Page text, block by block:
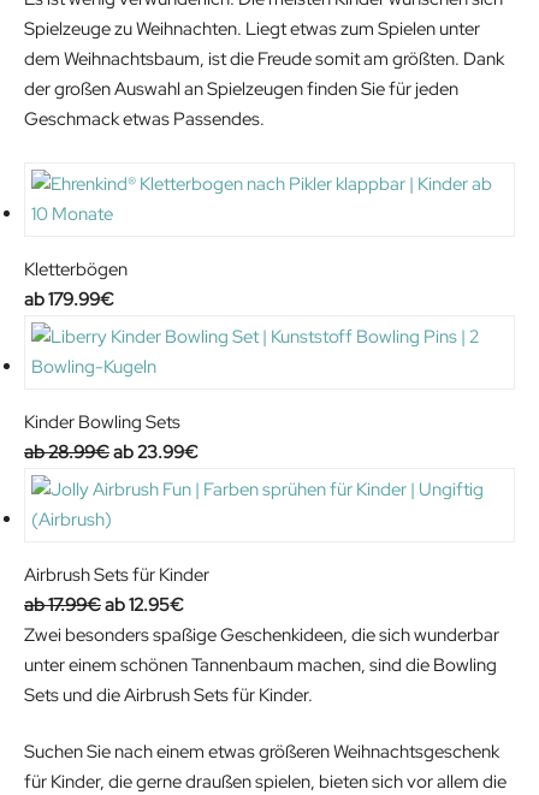
€
.
Spielzeuge zu Weihnachten. Liegt etwas zum Spielen unter
dem Weihnachtsbaum, ist die Freude somit am größten. Dank
der großen Auswahl an Spielzeugen finden Sie für jeden
Geschmack etwas Passendes.
Kletterbögen
179.99€
Kinder Bowling Sets
28.99€O
r
i
n
a
l
p
c
23.99€C
u
e
t
p
r
c
e
Airbrush Sets für Kinder
17.99€O
r
i
g
n
a
12.95€C
u
r
r
n
t
Zwei besonders spaßige Geschenkideen, die sich wunderbar
unter einem schönen Tannenbaum machen, sind die Bowling
Sets und die Airbrush Sets für Kinder.
Suchen Sie nach einem etwas größeren Weihnachtsgeschenk
für Kinder, die gerne draußen spielen, bieten sich vor allem die